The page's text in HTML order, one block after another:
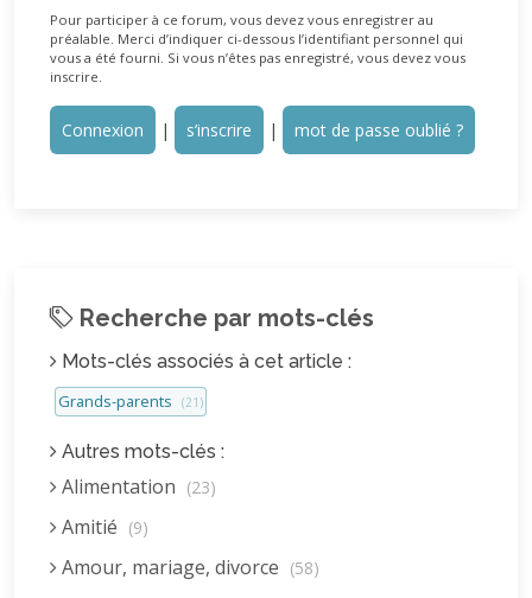
Pour participer à ce forum, vous devez vous enregistrer au
préalable. Merci d’indiquer ci-dessous l’identifiant personnel qui
vous a été fourni. Si vous n’êtes pas enregistré, vous devez vous
inscrire.
Connexion | s’inscrire | mot de passe oublié ?
Recherche par mots-clés
Mots-clés associés à cet article :
Grands-parents (21)
Autres mots-clés :
Alimentation (23)
Amitié (9)
Amour, mariage, divorce (58)